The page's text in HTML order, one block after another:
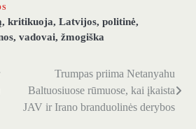
, kritikuoja, Latvijos, politinė,
, vadovai, žmogiška
Trumpas priima Netanyahu
Baltuosiuose rūmuose, kai įkaista
JAV ir Irano branduolinės derybos